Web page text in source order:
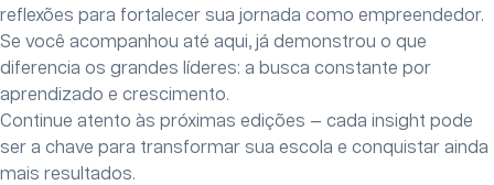
reflexões para fortalecer sua jornada como empreendedor.
Se você acompanhou até aqui, já demonstrou o que
diferencia os grandes líderes: a busca constante por
aprendizado e crescimento.
Continue atento às próximas edições — cada insight pode
ser a chave para transformar sua escola e conquistar ainda
mais resultados.